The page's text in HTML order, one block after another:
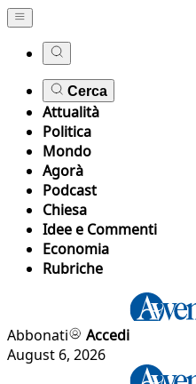
Cerca
Attualità
Politica
Mondo
Agorà
Podcast
Chiesa
Idee e Commenti
Economia
Rubriche
Abbonati
Accedi
August 6, 2026